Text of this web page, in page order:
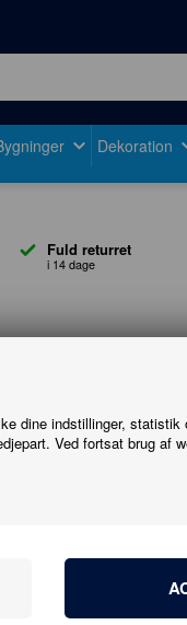
dine indstillinger, statistik
Ved fortsat brug af
Dekoration
Fuld returret
i 14 dage